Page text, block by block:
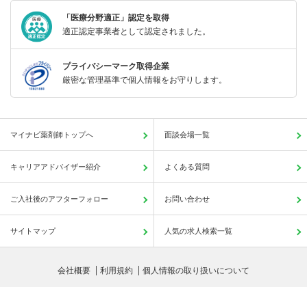
「医療分野適正」認定を取得
適正認定事業者として認定されました。
プライバシーマーク取得企業
厳密な管理基準で個人情報をお守りします。
マイナビ薬剤師トップへ 面談会場一覧
キャリアアドバイザー紹介 よくある質問
ご入社後のアフターフォロー お問い合わせ
サイトマップ 人気の求人検索一覧
会社概要 利用規約 個人情報の取り扱いについて